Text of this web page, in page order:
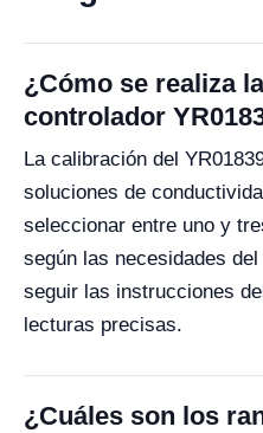
¿Cómo se realiza
controlador
La calibración del
soluciones de
seleccionar entre uno y
según las necesidades
seguir las instrucciones
lecturas precisas.
¿Cuáles son los